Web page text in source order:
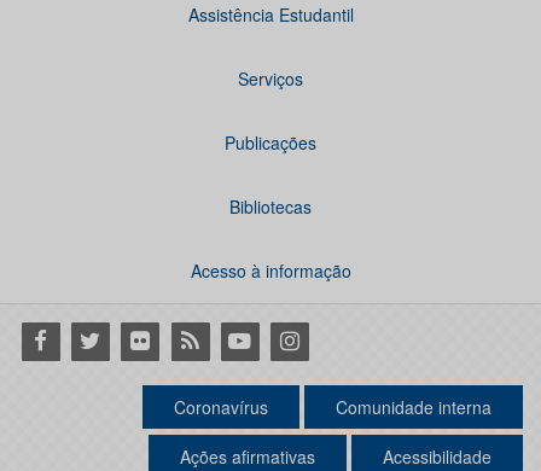
Assistência Estudantil
Serviços
Publicações
Bibliotecas
Acesso à informação
Facebook
Twitter Flickr RSS YoutubeInstagram
Coronavírus Comunidade interna
Ações afirmativas Acessibilidade